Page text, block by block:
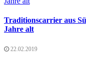
Traditionscarrier aus
Jahre alt
22.02.2019